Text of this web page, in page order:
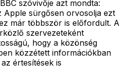
szóvivője azt mondta:
sürgősen orvosolja ezt
már többször is előfordult. A
szervezeteként
hogy a közönség
közzétett információkban
értesítések is